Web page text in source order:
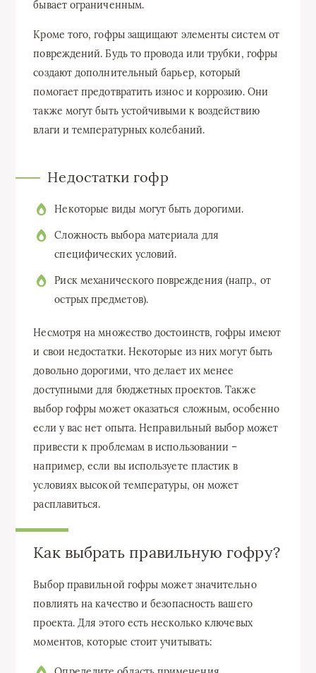
бывает ограниченным.
Кроме того, гофры защищают элементы систем от
повреждений. Будь то провода или трубки, гофры
создают дополнительный барьер, который
помогает предотвратить износ и коррозию. Они
также могут быть устойчивыми к воздействию
влаги и температурных колебаний.
Недостатки гофр
Некоторые виды могут быть дорогими.
Сложность выбора материала для
специфических условий.
Риск механического повреждения (напр., от
острых предметов).
Несмотря на множество достоинств, гофры имеют
и свои недостатки. Некоторые из них могут быть
довольно дорогими, что делает их менее
доступными для бюджетных проектов. Также
выбор гофры может оказаться сложным, особенно
если у вас нет опыта. Неправильный выбор может
привести к проблемам в использовании –
например, если вы используете пластик в
условиях высокой температуры, он может
расплавиться.
Как выбрать правильную гофру?
Выбор правильной гофры может значительно
повлиять на качество и безопасность вашего
проекта. Для этого есть несколько ключевых
моментов, которые стоит учитывать: